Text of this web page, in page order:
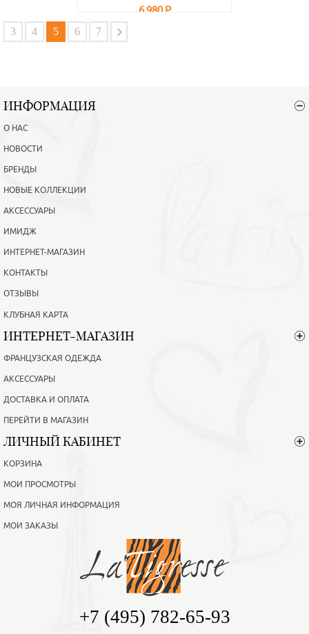
6 980 Р
В корзину
3 4 5 6 7
ИНФОРМАЦИЯ
О НАС
НОВОСТИ
БРЕНДЫ
НОВЫЕ КОЛЛЕКЦИИ
АКСЕССУАРЫ
ИМИДЖ
ИНТЕРНЕТ-МАГАЗИН
КОНТАКТЫ
ОТЗЫВЫ
КЛУБНАЯ КАРТА
ИНТЕРНЕТ-МАГАЗИН
ФРАНЦУЗСКАЯ ОДЕЖДА
АКСЕССУАРЫ
ДОСТАВКА И ОПЛАТА
ПЕРЕЙТИ В МАГАЗИН
ЛИЧНЫЙ КАБИНЕТ
КОРЗИНА
МОИ ПРОСМОТРЫ
МОЯ ЛИЧНАЯ ИНФОРМАЦИЯ
МОИ ЗАКАЗЫ
+7 (495) 782-65-93